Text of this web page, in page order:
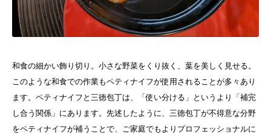
和食の細かい飾り切り。小さな野菜をくり抜く、葉を美しく見せる。
このような和食での作業もペティナイフが使用されることが多々あり
ます。 ペティナイフと三徳包丁は、「使い分ける」というより「補完
し合う関係」にあります。 先述したように、三徳包丁が不得意な分野
をペティナイフが補うことで、ご家庭でもよりプロフェッショナルに